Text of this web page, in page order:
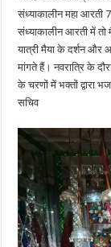
संध्याकालीन महा आरती
संध्याकालीन आरती में
यात्री मैया के दर्शन और
मांगते हैं। नवरात्रि के
के चरणों में भक्तों द्वारा
सचिव